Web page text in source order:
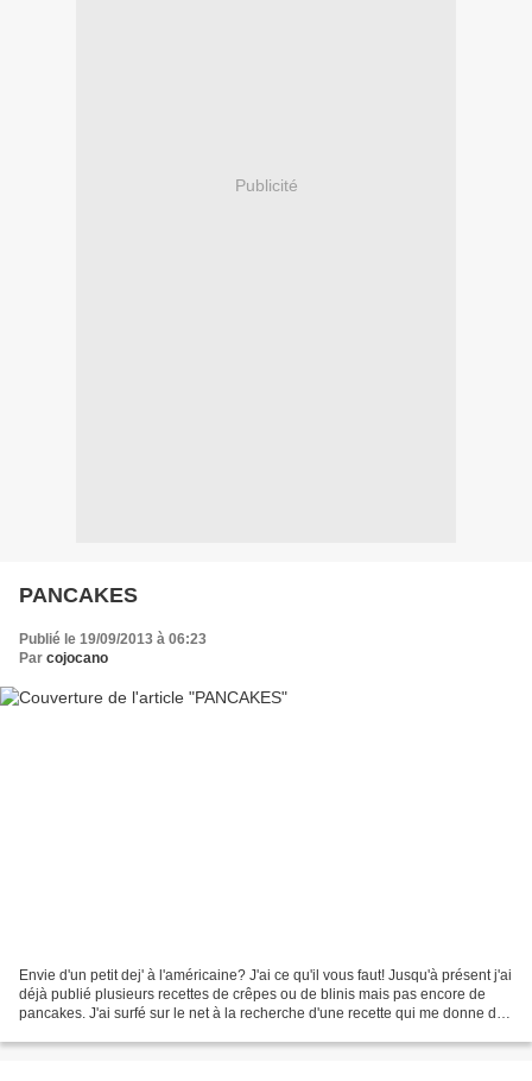
Publicité
PANCAKES
Publié le 19/09/2013 à 06:23
Par cojocano
Envie d'un petit dej' à l'américaine? J'ai ce qu'il vous faut! Jusqu'à présent j'ai
déjà publié plusieurs recettes de crêpes ou de blinis mais pas encore de
pancakes. J'ai surfé sur le net à la recherche d'une recette qui me donne des